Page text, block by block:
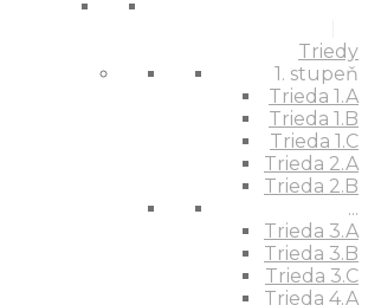
Triedy
1. stupeň
Trieda 1.A
Trieda 1.B
Trieda 1.C
Trieda 2.A
Trieda 2.B
...
Trieda 3.A
Trieda 3.B
Trieda 3.C
Trieda 4.A